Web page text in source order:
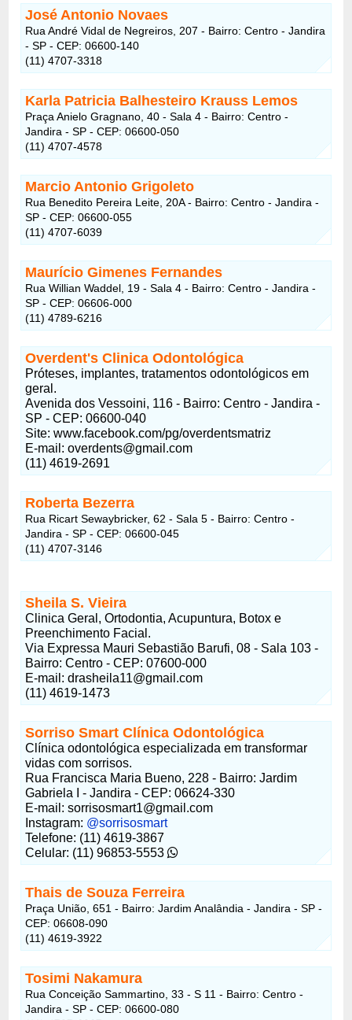
José Antonio Novaes
Rua André Vidal de Negreiros, 207 - Bairro: Centro - Jandira
- SP - CEP: 06600-140
(11) 4707-3318
Karla Patricia Balhesteiro Krauss Lemos
Praça Anielo Gragnano, 40 - Sala 4 - Bairro: Centro -
Jandira - SP - CEP: 06600-050
(11) 4707-4578
Marcio Antonio Grigoleto
Rua Benedito Pereira Leite, 20A - Bairro: Centro - Jandira -
SP - CEP: 06600-055
(11) 4707-6039
Maurício Gimenes Fernandes
Rua Willian Waddel, 19 - Sala 4 - Bairro: Centro - Jandira -
SP - CEP: 06606-000
(11) 4789-6216
Overdent's Clinica Odontológica
Próteses, implantes, tratamentos odontológicos em
geral.
Avenida dos Vessoini, 116 - Bairro: Centro - Jandira -
SP - CEP: 06600-040
Site: www.facebook.com/pg/overdentsmatriz
E-mail:overdents@gmail.com
(11) 4619-2691
Roberta Bezerra
Rua Ricart Sewaybricker, 62 - Sala 5 - Bairro: Centro -
Jandira - SP - CEP: 06600-045
(11) 4707-3146
Sheila S. Vieira
Clinica Geral, Ortodontia, Acupuntura, Botox e
Preenchimento Facial.
Via Expressa Mauri Sebastião Barufi, 08 - Sala 103 -
Bairro: Centro - CEP: 07600-000
E-mail:drasheila11@gmail.com
(11) 4619-1473
Sorriso Smart Clínica Odontológica
Clínica odontológica especializada em transformar
vidas com sorrisos.
Rua Francisca Maria Bueno, 228 - Bairro: Jardim
Gabriela I - Jandira - CEP: 06624-330
E-mail:sorrisosmart1@gmail.com
Instagram: @sorrisosmart
Telefone: (11) 4619-3867
Celular: (11) 96853-5553
Thais de Souza Ferreira
Praça União, 651 - Bairro: Jardim Analândia - Jandira - SP -
CEP: 06608-090
(11) 4619-3922
Tosimi Nakamura
Rua Conceição Sammartino, 33 - S 11 - Bairro: Centro -
Jandira - SP - CEP: 06600-080